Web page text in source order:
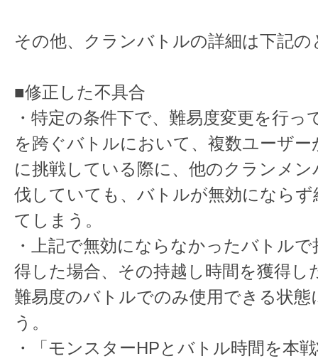
その他、クランバトルの詳細は下記
■修正した不具合
・特定の条件下で、難易度変更を行っ
を跨ぐバトルにおいて、複数ユーザ
に挑戦している際に、他のクランメ
伐していても、バトルが無効になら
てしまう。
・上記で無効にならなかったバトル
得した場合、その持越し時間を獲得し
難易度のバトルでのみ使用できる状
う。
・「モンスターHPとバトル時間を本